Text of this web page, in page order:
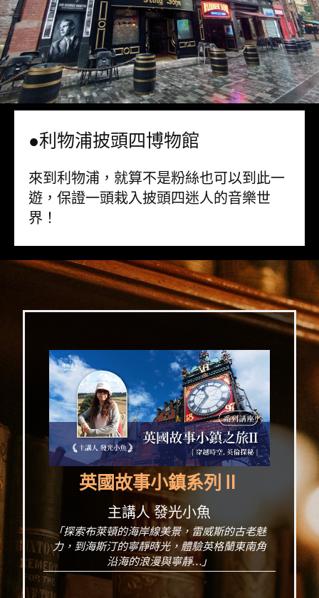
●利物浦披頭四博物館
來到利物浦，就算不是粉絲也可以到此一
遊，保證一頭栽入披頭四迷人的音樂世
界！
英國故事小鎮系列Ⅱ
主講人 發光小魚
「探索布萊頓的海岸線美景，雷威斯的古老魅
力，到海斯汀的寧靜時光，體驗英格蘭東南角
沿海的浪漫與寧靜…」